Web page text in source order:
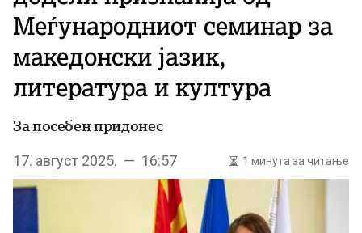
Меѓународниот семинар за
македонски јазик,
литература и култура
За посебен придонес
17. август 2025. — 16:57 1 минута за читање